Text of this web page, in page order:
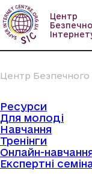
Пропустити
вміст
Центр
Центр Безпечного
Ресурси
Для молоді
Навчання
Тренінги
Онлайн-
Експертні